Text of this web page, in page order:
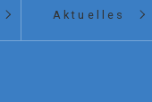
Aktuelles